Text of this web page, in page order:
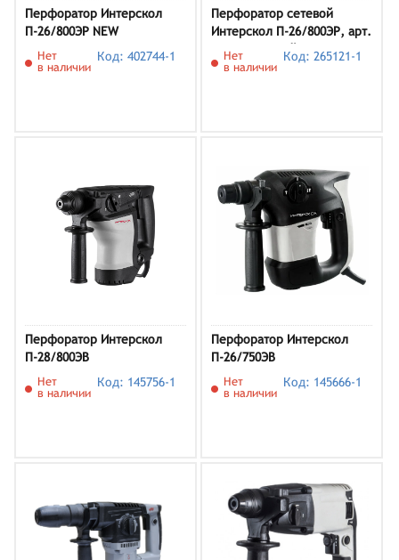
Перфоратор Интерскол
П-26/800ЭР NEW
Нет
в наличии
Код: 402744-1
Перфоратор сетевой
Интерскол П-26/800ЭР, арт.
426.0.1.00 (кейс в
комплекте)
Нет
в наличии
Код: 265121-1
Перфоратор Интерскол
П-28/800ЭВ
Нет
в наличии
Код: 145756-1
Перфоратор Интерскол
П-26/750ЭВ
Нет
в наличии
Код: 145666-1